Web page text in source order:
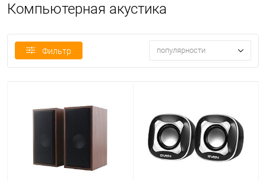
Компьютерная акустика
Фильтр популярности